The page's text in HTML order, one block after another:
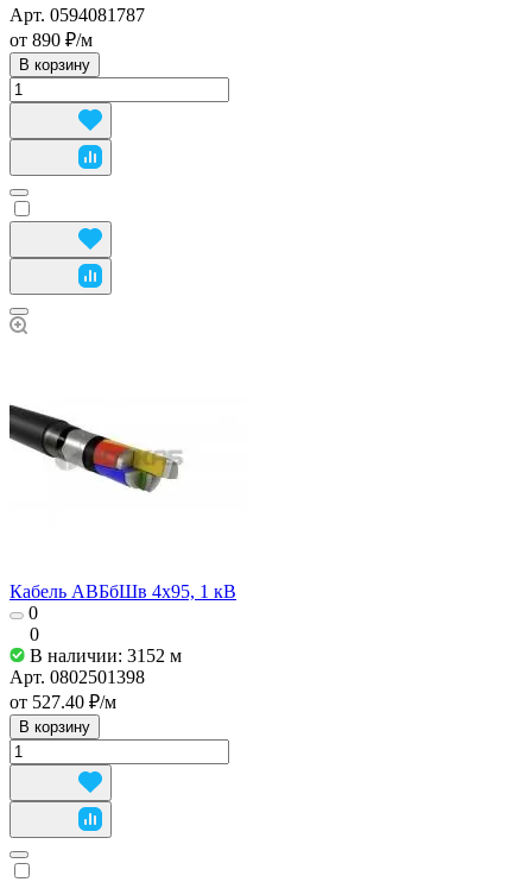
Арт. 0594081787
от 890 ₽/м
В корзину
Кабель АВБбШв 4х95, 1 кВ
0
0
В наличии: 3152 м
Арт. 0802501398
от 527.40 ₽/м
В корзину